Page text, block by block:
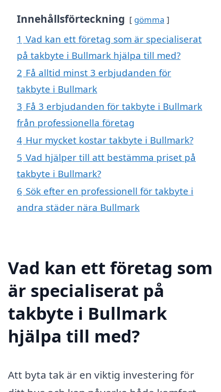
Innehållsförteckning gömma
1 Vad kan ett företag som är specialiserat
på takbyte i Bullmark hjälpa till med?
2 Få alltid minst 3 erbjudanden för
takbyte i Bullmark
3 Få 3 erbjudanden för takbyte i Bullmark
från professionella företag
4 Hur mycket kostar takbyte i Bullmark?
5 Vad hjälper till att bestämma priset på
takbyte i Bullmark?
6 Sök efter en professionell för takbyte i
andra städer nära Bullmark
Vad kan ett företag som
är specialiserat på
takbyte i Bullmark
hjälpa till med?
Att byta tak är en viktig investering för